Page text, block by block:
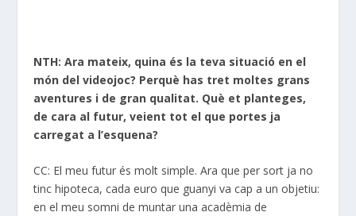
NTH: Ara mateix, quina és la teva situació en el
món del videojoc? Perquè has tret moltes grans
aventures i de gran qualitat. Què et planteges,
de cara al futur, veient tot el que portes ja
carregat a l’esquena?
CC: El meu futur és molt simple. Ara que per sort ja no
tinc hipoteca, cada euro que guanyi va cap a un objetiu:
en el meu somni de muntar una acadèmia de